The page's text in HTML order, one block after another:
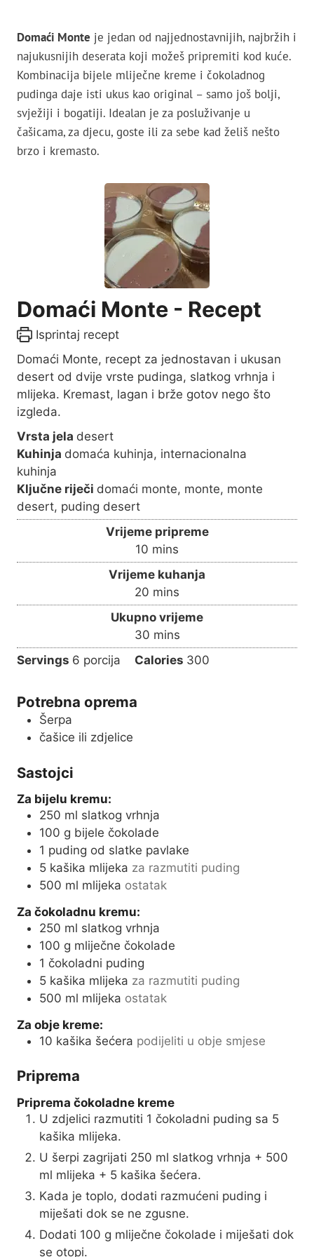
Domaći Monte je jedan od najjednostavnijih, najbržih i
najukusnijih deserata koji možeš pripremiti kod kuće.
Kombinacija bijele mliječne kreme i čokoladnog
pudinga daje isti ukus kao original – samo još bolji,
svježiji i bogatiji. Idealan je za posluživanje u
čašicama, za djecu, goste ili za sebe kad želiš nešto
brzo i kremasto.
Domaći Monte - Recept
Isprintaj recept
Domaći Monte, recept za jednostavan i ukusan
desert od dvije vrste pudinga, slatkog vrhnja i
mlijeka. Kremast, lagan i brže gotov nego što
izgleda.
Vrsta jela desert
Kuhinja domaća kuhinja, internacionalna
kuhinja
Ključne riječi domaći monte, monte, monte
desert, puding desert
Vrijeme pripreme
10 m
i
n
u
t
e
s
mins
Vrijeme kuhanja
20 m
i
n
u
t
mins
Ukupno vrijeme
30m
i
n
mins
Servings 6 porcija Calories 300
Potrebna oprema
Šerpa
čašice ili zdjelice
Sastojci
Za bijelu kremu:
250 ml slatkog vrhnja
100 g bijele čokolade
1 puding od slatke pavlake
5 kašika mlijeka za razmutiti puding
500 ml mlijeka ostatak
Za čokoladnu kremu:
250 ml slatkog vrhnja
100 g mliječne čokolade
1 čokoladni puding
5 kašika mlijeka za razmutiti puding
500 ml mlijeka ostatak
Za obje kreme:
10 kašika šećera podijeliti u obje smjese
Priprema
Priprema čokoladne kreme
U zdjelici razmutiti 1 čokoladni puding sa 5
kašika mlijeka.
U šerpi zagrijati 250 ml slatkog vrhnja + 500
ml mlijeka + 5 kašika šećera.
Kada je toplo, dodati razmućeni puding i
miješati dok se ne zgusne.
Dodati 100 g mliječne čokolade i miješati dok
se otopi.